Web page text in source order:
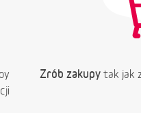
Zrób zakupytak jak